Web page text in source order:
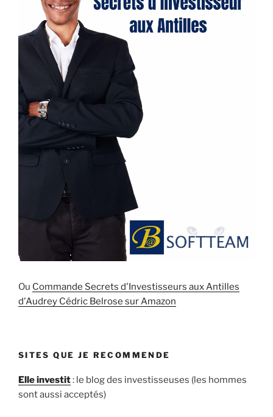
Ou Commande Secrets d'Investisseurs aux Antilles
d'Audrey Cédric Belrose sur Amazon
SITES QUE JE RECOMMENDE
Elle investit: le blog des investisseuses (les hommes
sont aussi acceptés)